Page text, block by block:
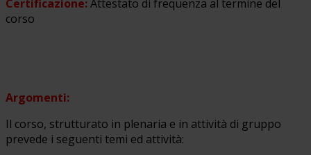
Certificazione:Attestato di frequenza al termine del
corso
Argomenti:
Il corso, strutturato in plenaria e in attività di gruppo
prevede i seguenti temi ed attività: